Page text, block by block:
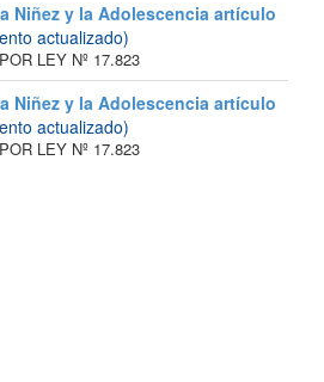
Niñez y la Adolescencia artículo
actualizado)
LEY Nº 17.823
Niñez y la Adolescencia artículo
actualizado)
LEY Nº 17.823